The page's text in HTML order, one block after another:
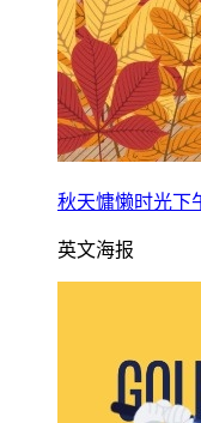
秋天慵懒时光下
英文海报